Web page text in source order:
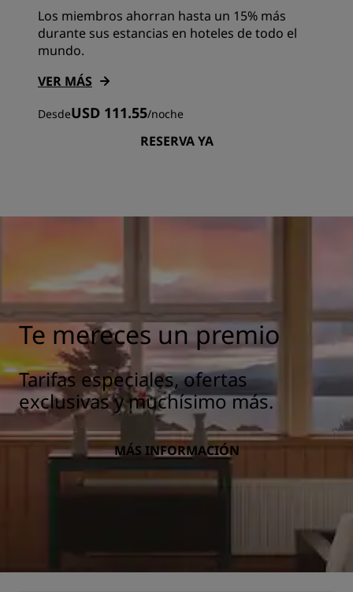
Los miembros ahorran hasta un 15% más
durante sus estancias en hoteles de todo el
mundo.
VER MÁS
DesdeUSD 111.55/noche
RESERVA YA
Te mereces un premio
Tarifas especiales, ofertas
exclusivas y muchísimo más.
MÁS INFORMACIÓN